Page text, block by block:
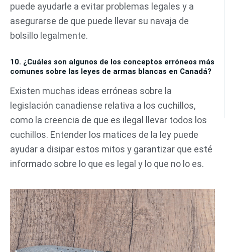
puede ayudarle a evitar problemas legales y a
asegurarse de que puede llevar su navaja de
bolsillo legalmente.
10. ¿Cuáles son algunos de los conceptos erróneos más
comunes sobre las leyes de armas blancas en Canadá?
Existen muchas ideas erróneas sobre la
legislación canadiense relativa a los cuchillos,
como la creencia de que es ilegal llevar todos los
cuchillos. Entender los matices de la ley puede
ayudar a disipar estos mitos y garantizar que esté
informado sobre lo que es legal y lo que no lo es.